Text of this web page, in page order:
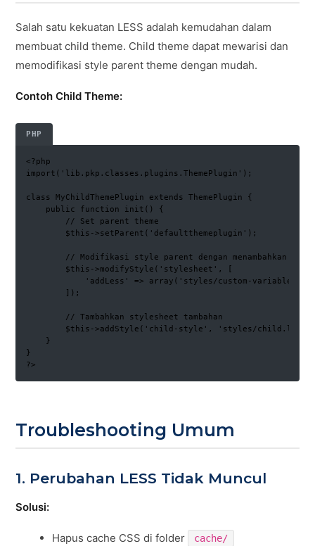
Salah satu kekuatan LESS adalah kemudahan dalam
membuat child theme. Child theme dapat mewarisi dan
memodifikasi style parent theme dengan mudah.
Contoh Child Theme:
PHP
<?php
import('lib.pkp.classes.plugins.ThemePlugin');
class MyChildThemePlugin extends ThemePlugin {
    public function init() {
        // Set parent theme
        $this->setParent('defaultthemeplugin');
// Modifikasi style parent dengan menambahkan
        $this->modifyStyle('stylesheet', [
'addLess' => array('styles/custom-
        ]);
        // Tambahkan stylesheet tambahan
$this->addStyle('child-style', 'styles/
    }
}
?>
Troubleshooting Umum
1. Perubahan LESS Tidak Muncul
Solusi:
Hapus cache CSS di folder cache/